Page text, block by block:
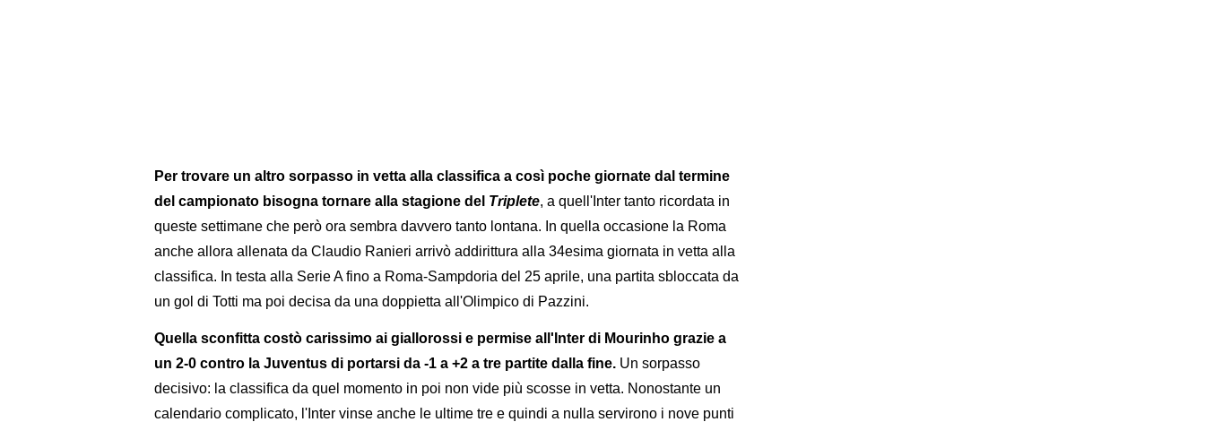
Per trovare un altro sorpasso in vetta alla classifica a così poche giornate dal termine
del campionato bisogna tornare alla stagione del Triplete, a quell'Inter tanto ricordata in
queste settimane che però ora sembra davvero tanto lontana. In quella occasione la Roma
anche allora allenata da Claudio Ranieri arrivò addirittura alla 34esima giornata in vetta alla
classifica. In testa alla Serie A fino a Roma-Sampdoria del 25 aprile, una partita sbloccata da
un gol di Totti ma poi decisa da una doppietta all'Olimpico di Pazzini.
Quella sconfitta costò carissimo ai giallorossi e permise all'Inter di Mourinho grazie a
un 2-0 contro la Juventus di portarsi da -1 a +2 a tre partite dalla fine. Un sorpasso
decisivo: la classifica da quel momento in poi non vide più scosse in vetta. Nonostante un
calendario complicato, l'Inter vinse anche le ultime tre e quindi a nulla servirono i nove punti